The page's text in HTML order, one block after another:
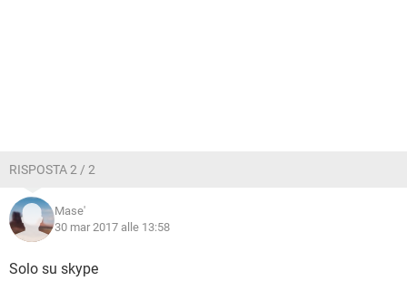
RISPOSTA 2 / 2
Mase'
30 mar 2017 alle 13:58
Solo su skype